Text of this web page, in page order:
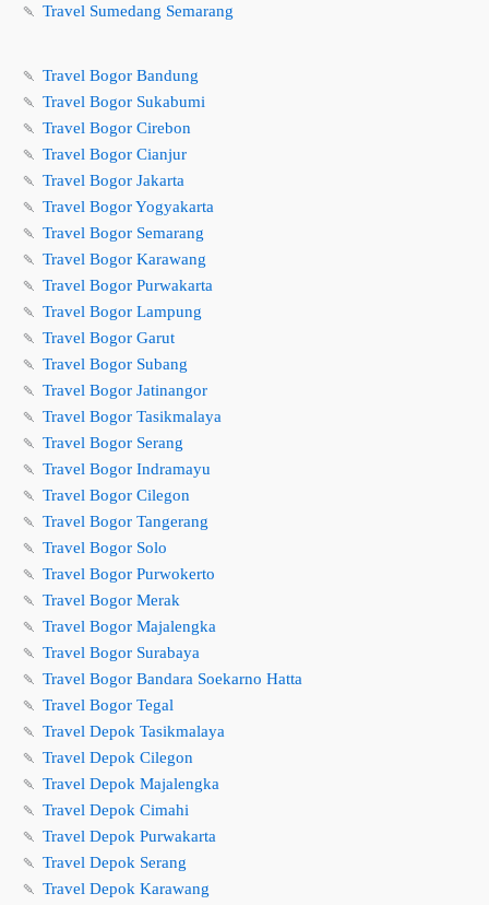
🍡 Travel Sumedang Semarang
🍡 Travel Bogor Bandung
🍡 Travel Bogor Sukabumi
🍡 Travel Bogor Cirebon
🍡 Travel Bogor Cianjur
🍡 Travel Bogor Jakarta
🍡 Travel Bogor Yogyakarta
🍡 Travel Bogor Semarang
🍡 Travel Bogor Karawang
🍡 Travel Bogor Purwakarta
🍡 Travel Bogor Lampung
🍡 Travel Bogor Garut
🍡 Travel Bogor Subang
🍡 Travel Bogor Jatinangor
🍡 Travel Bogor Tasikmalaya
🍡 Travel Bogor Serang
🍡 Travel Bogor Indramayu
🍡 Travel Bogor Cilegon
🍡 Travel Bogor Tangerang
🍡 Travel Bogor Solo
🍡 Travel Bogor Purwokerto
🍡 Travel Bogor Merak
🍡 Travel Bogor Majalengka
🍡 Travel Bogor Surabaya
🍡 Travel Bogor Bandara Soekarno Hatta
🍡 Travel Bogor Tegal
🍡 Travel Depok Tasikmalaya
🍡 Travel Depok Cilegon
🍡 Travel Depok Majalengka
🍡 Travel Depok Cimahi
🍡 Travel Depok Purwakarta
🍡 Travel Depok Serang
🍡 Travel Depok Karawang